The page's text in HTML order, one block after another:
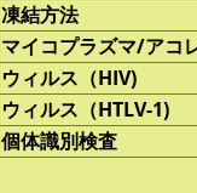
凍結方法
マイコプラズマ/アコ
ウィルス（HIV)
ウィルス（HTLV-1)
個体識別検査